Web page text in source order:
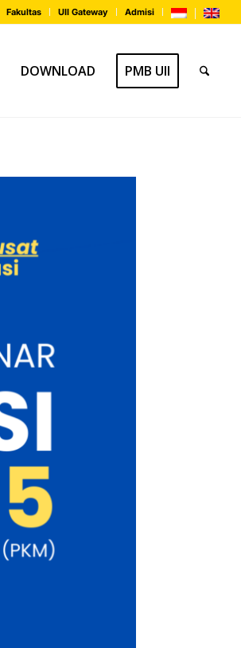
Fakultas UII Gateway Admisi
DOWNLOAD PMB UII